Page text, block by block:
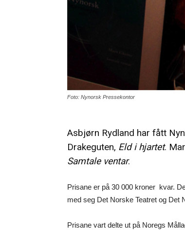
Foto: Nynorsk Pressekontor
Asbjørn Rydland har fått
Drakeguten, Eld i hjartet.
Samtale ventar.
Prisane er på 30 000 kroner kvar.
med seg Det Norske Teatret og Det
Prisane vart delte ut på Noregs